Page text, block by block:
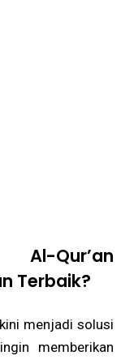
Al-Qur’an
Terbaik?
menjadi solusi
memberikan